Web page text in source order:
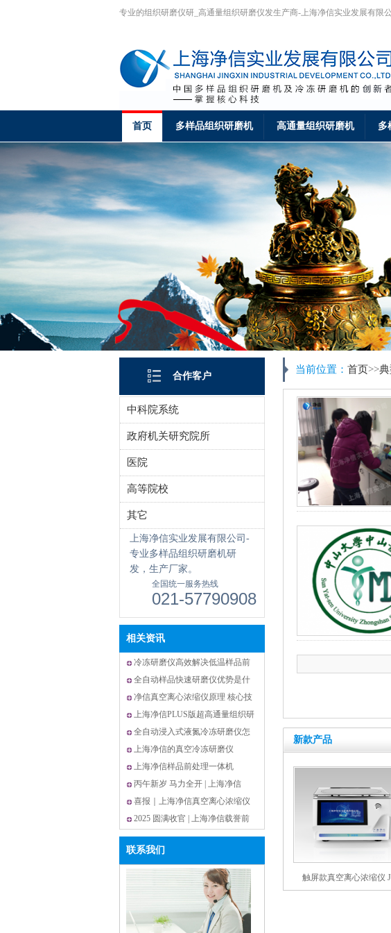
专业的组织研磨仪研_高通量组织研磨仪发生产商-上海净信实业发展有限公
首页 多样品组织研磨机 高通量组织研磨机 多
合作客户
中科院系统
政府机关研究院所
医院
高等院校
其它
上海净信实业发展有限公司-
专业多样品组织研磨机研
发，生产厂家。
全国统一服务热线
021-57790908
相关资讯
冷冻研磨仪高效解决低温样品前
处理中样品活性被破坏难题
全自动样品快速研磨仪优势是什
么？
净信真空离心浓缩仪原理 核心技
术打造高效样品浓缩解决方案
上海净信PLUS版超高通量组织研
磨仪|解锁大通量样品前处理新效
率
全自动浸入式液氮冷冻研磨仪怎
么选?上海净信这款解锁高效研磨
新体验
上海净信的真空冷冻研磨仪
JXCL-ZK更适合研磨胶原蛋白？
上海净信样品前处理一体机
JXYQ-5实验室多功能样本处理设
备
丙午新岁 马力全开 | 上海净信
2026春节放假通知
喜报｜上海净信真空离心浓缩仪
市占 13.75% 稳居全国第二
2025 圆满收官 | 上海净信载誉前
行，以技术创新谱写国产仪器硬
实力
联系我们
当前位置： 首页>>
新款产品
触屏款真空离心浓缩仪
ZLN-AL